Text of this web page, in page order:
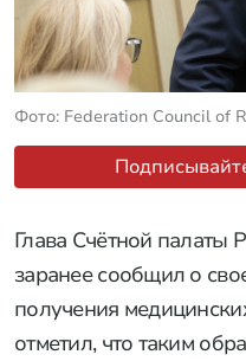
Фото: Federation Council of
Глава Счётной палаты
заранее сообщил о
получения
отметил, что таким